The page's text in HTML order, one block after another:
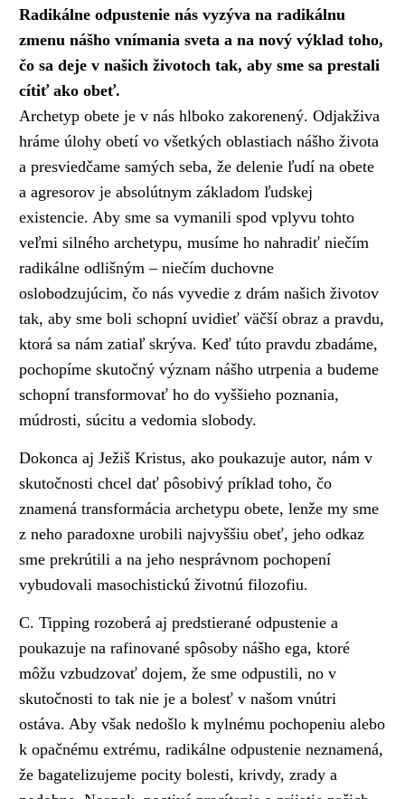
Radikálne odpustenie nás vyzýva na radikálnu
zmenu nášho vnímania sveta a na nový výklad toho,
čo sa deje v našich životoch tak, aby sme sa prestali
cítiť ako obeť.
Archetyp obete je v nás hlboko zakorenený. Odjakživa
hráme úlohy obetí vo všetkých oblastiach nášho života
a presviedčame samých seba, že delenie ľudí na obete
a agresorov je absolútnym základom ľudskej
existencie. Aby sme sa vymanili spod vplyvu tohto
veľmi silného archetypu, musíme ho nahradiť niečím
radikálne odlišným – niečím duchovne
oslobodzujúcim, čo nás vyvedie z drám našich životov
tak, aby sme boli schopní uvidieť väčší obraz a pravdu,
ktorá sa nám zatiaľ skrýva. Keď túto pravdu zbadáme,
pochopíme skutočný význam nášho utrpenia a budeme
schopní transformovať ho do vyššieho poznania,
múdrosti, súcitu a vedomia slobody.
Dokonca aj Ježiš Kristus, ako poukazuje autor, nám v
skutočnosti chcel dať pôsobivý príklad toho, čo
znamená transformácia archetypu obete, lenže my sme
z neho paradoxne urobili najvyššiu obeť, jeho odkaz
sme prekrútili a na jeho nesprávnom pochopení
vybudovali masochistickú životnú filozofiu.
C. Tipping rozoberá aj predstierané odpustenie a
poukazuje na rafinované spôsoby nášho ega, ktoré
môžu vzbudzovať dojem, že sme odpustili, no v
skutočnosti to tak nie je a bolesť v našom vnútri
ostáva. Aby však nedošlo k mylnému pochopeniu alebo
k opačnému extrému, radikálne odpustenie neznamená,
že bagatelizujeme pocity bolesti, krivdy, zrady a